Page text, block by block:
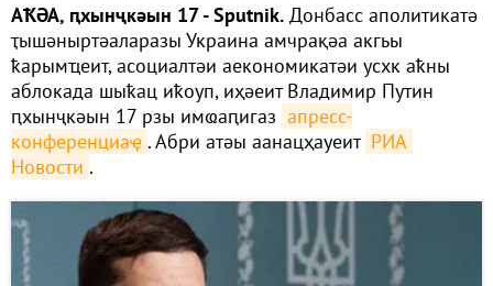
АҞӘА, ԥхынҷкәын 17 - Sputnik. Донбасс аполитикатә
ҭышәныртәаларазы Украина амчрақәа акгьы
ҟарымҵеит, асоциалтәи аекономикатәи усхк аҟны
аблокада шыҟац иҟоуп, иҳәеит Владимир Путин
ԥхынҷкәын 17 рзы имҩаԥигаз апресс-
конференциаҿ . Абри атәы аанацҳауеит РИА
Новости .